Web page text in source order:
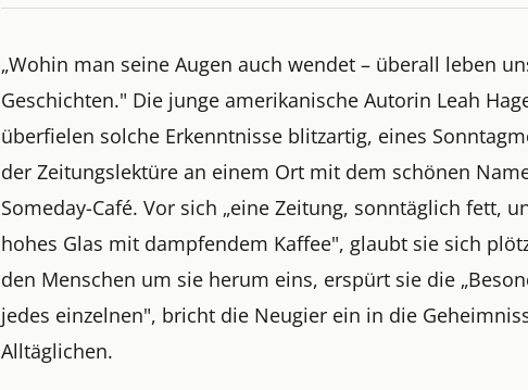
„Wohin man seine Augen auch wendet – überall leben
Geschichten." Die junge amerikanische Autorin Leah
überfielen solche Erkenntnisse blitzartig, eines
der Zeitungslektüre an einem Ort mit dem schönen
Someday-Café. Vor sich „eine Zeitung, sonntäglich fett,
hohes Glas mit dampfendem Kaffee", glaubt sie sich
den Menschen um sie herum eins, erspürt sie die
jedes einzelnen", bricht die Neugier ein in die
Alltäglichen.